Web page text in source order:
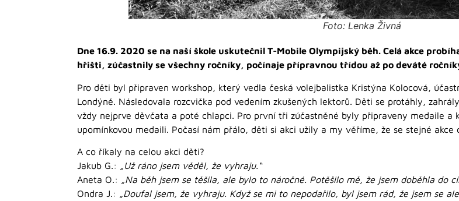
Foto: Lenka Živná
Dne 16.9. 2020 se na naší škole uskutečnil T-Mobile Olympijský běh. Celá akce
hřišti, zúčastnily se všechny ročníky, počínaje přípravnou třídou až po deváté
Pro děti byl připraven workshop, který vedla česká volejbalistka Kristýna Kolocová,
Londýně. Následovala rozcvička pod vedením zkušených lektorů. Děti se protáhly,
vždy nejprve děvčata a poté chlapci. Pro první tři zúčastněné byly připraveny medaile a
upomínkovou medaili. Počasí nám přálo, děti si akci užily a my věříme, že se stejné akce
A co říkaly na celou akci děti?
Jakub G.: „Už ráno jsem věděl, že vyhraju.“
Aneta O.: „Na běh jsem se těšila, ale bylo to náročné. Potěšilo mě, že jsem doběhla do
Ondra J.: „Doufal jsem, že vyhraju. Když se mi to nepodařilo, byl jsem rád, že jsem se